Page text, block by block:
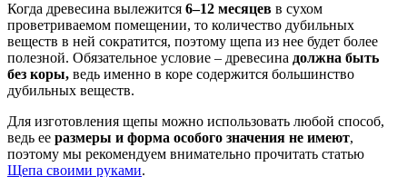
Когда древесина вылежится 6–12 месяцев в сухом
проветриваемом помещении, то количество дубильных
веществ в ней сократится, поэтому щепа из нее будет более
полезной. Обязательное условие – древесина должна быть
без коры, ведь именно в коре содержится большинство
дубильных веществ.
Для изготовления щепы можно использовать любой способ,
ведь ее размеры и форма особого значения не имеют,
поэтому мы рекомендуем внимательно прочитать статью
Щепа своими руками.